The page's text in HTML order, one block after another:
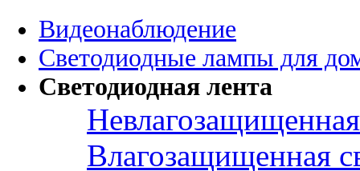
Видеонаблюдение
Светодиодные лампы для
Светодиодная лента
Влагозащищенная